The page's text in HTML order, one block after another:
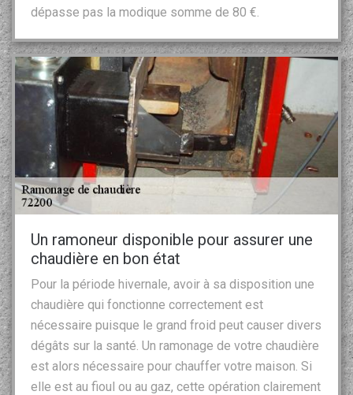
dépasse pas la modique somme de 80 €.
Un ramoneur disponible pour assurer une
chaudière en bon état
Pour la période hivernale, avoir à sa disposition une
chaudière qui fonctionne correctement est
nécessaire puisque le grand froid peut causer divers
dégâts sur la santé. Un ramonage de votre chaudière
est alors nécessaire pour chauffer votre maison. Si
elle est au fioul ou au gaz, cette opération clairement